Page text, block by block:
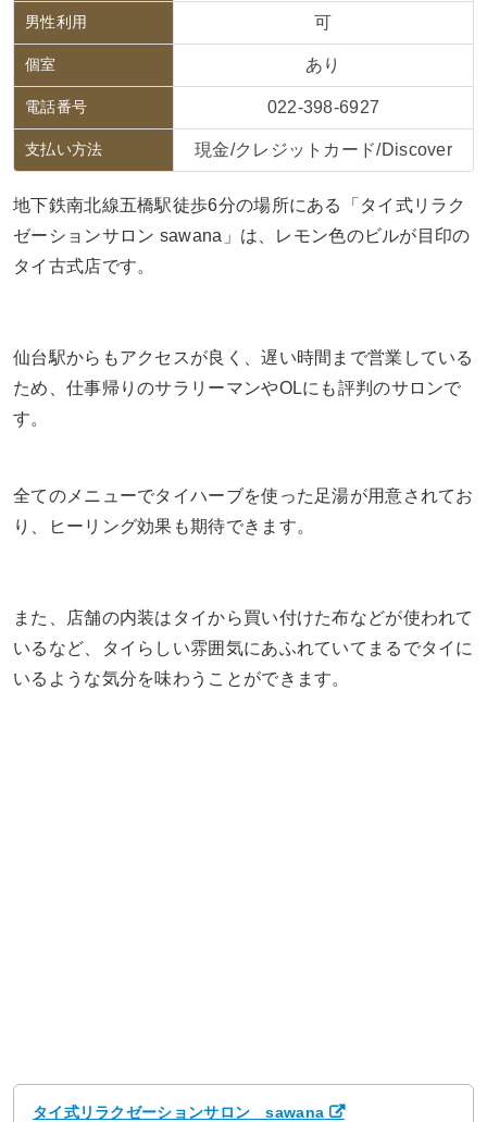
男性利用 可
個室 あり
電話番号 022-398-6927
支払い方法 現金/クレジットカード/Discover
地下鉄南北線五橋駅徒歩6分の場所にある「タイ式リラク
ゼーションサロン sawana」は、レモン色のビルが目印の
タイ古式店です。
仙台駅からもアクセスが良く、遅い時間まで営業している
ため、仕事帰りのサラリーマンやOLにも評判のサロンで
す。
全てのメニューでタイハーブを使った足湯が用意されてお
り、ヒーリング効果も期待できます。
また、店舗の内装はタイから買い付けた布などが使われて
いるなど、タイらしい雰囲気にあふれていてまるでタイに
いるような気分を味わうことができます。
タイ式リラクゼーションサロン sawana